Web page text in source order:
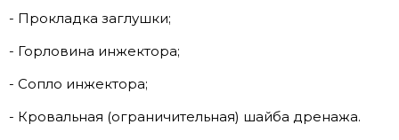
- Прокладка заглушки;
- Горловина инжектора;
- Сопло инжектора;
- Кровальная (ограничительная) шайба дренажа.